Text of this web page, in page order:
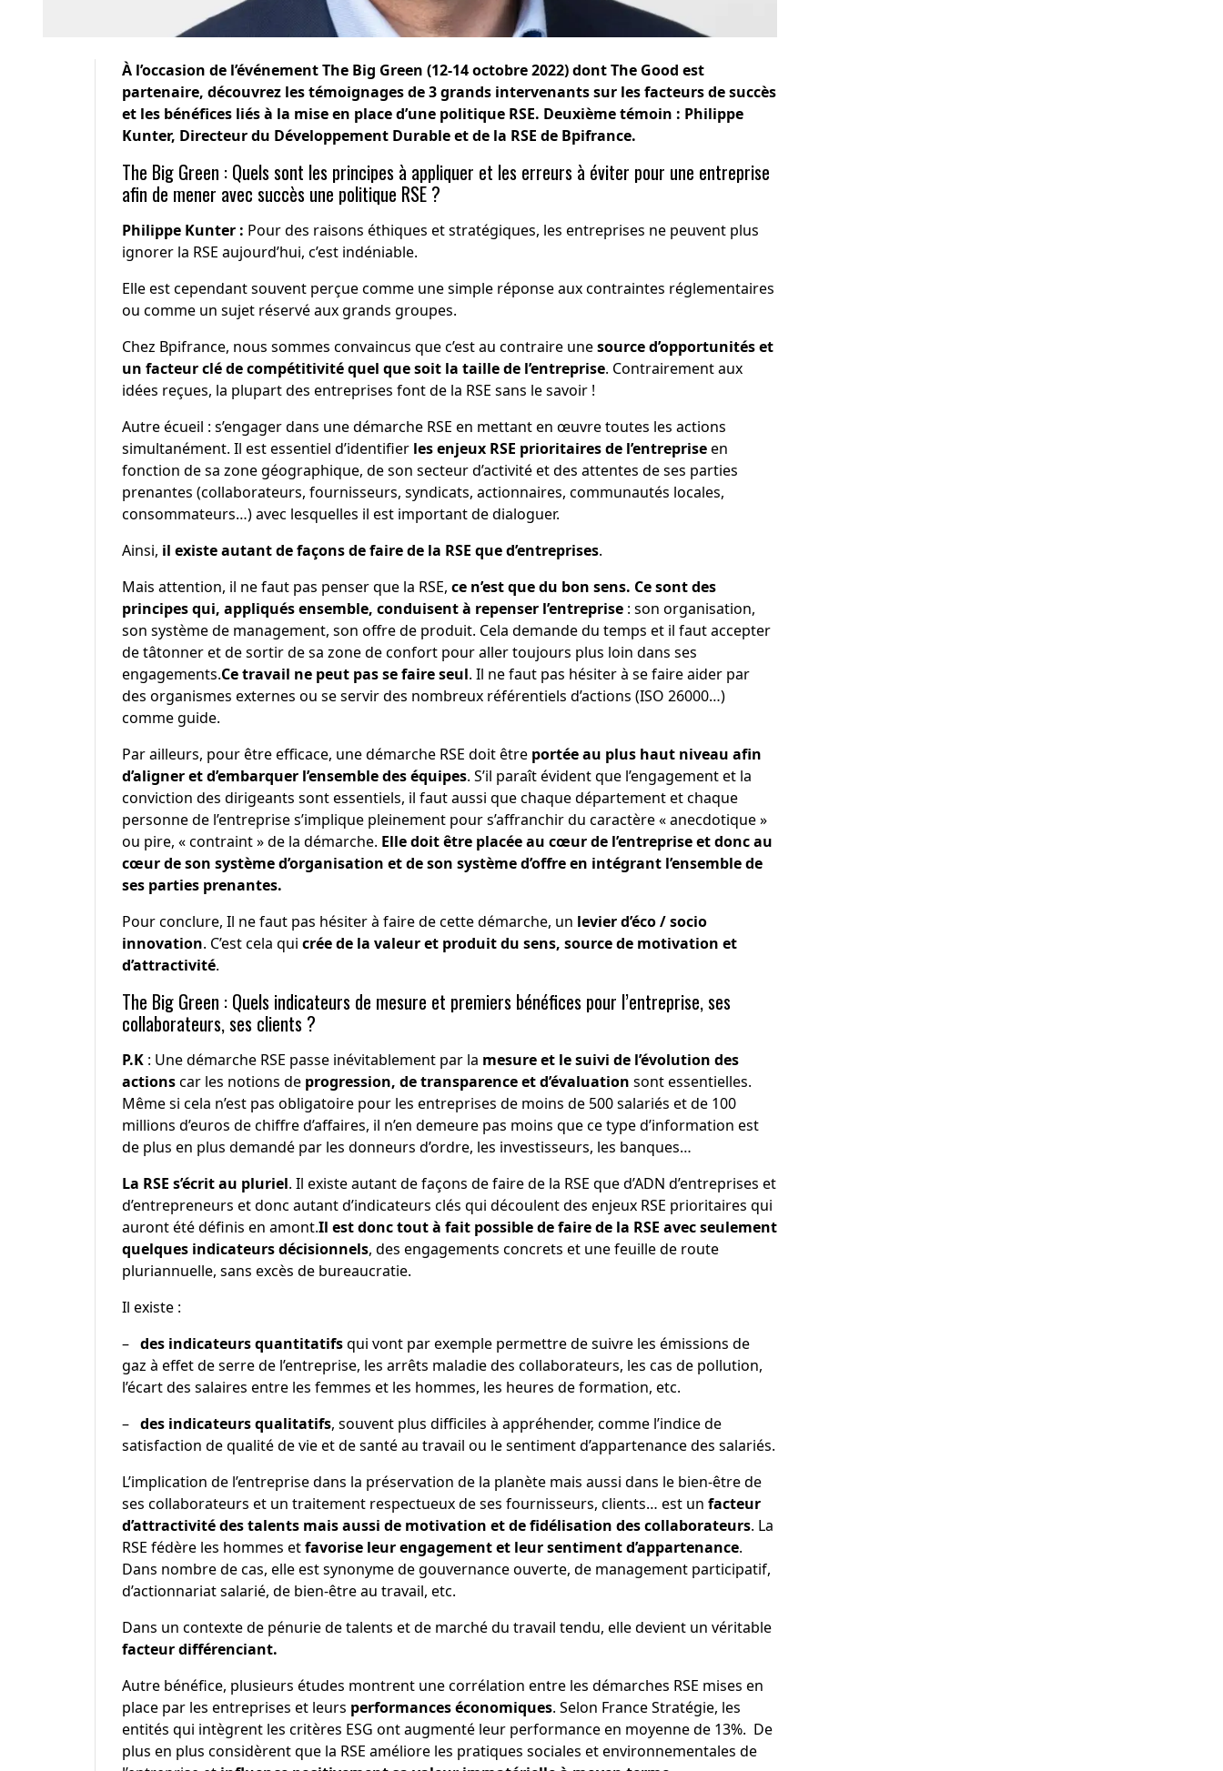
À l’occasion de l’événementThe Big Green (12-14 octobre 2022)dont The Good est
partenaire, découvrez les témoignages de 3 grands intervenants sur les facteurs de succès
et les bénéfices liés à la mise en place d’une politique RSE. Deuxième témoin : Philippe
Kunter, Directeur du Développement Durable et de la RSE de Bpifrance.
The Big Green : Quels sont les principes à appliquer et les erreurs à éviter pour une entreprise
afin de mener avec succès une politique RSE ?
Philippe Kunter : Pour des raisons éthiques et stratégiques, les entreprises ne peuvent plus
ignorer la RSE aujourd’hui, c’est indéniable.
Elle est cependant souvent perçue comme une simple réponse aux contraintes réglementaires
ou comme un sujet réservé aux grands groupes.
Chez Bpifrance, nous sommes convaincus que c’est au contraire unesource d’opportunités et
un facteur clé de compétitivité quel que soit la taille de l’entreprise. Contrairement aux
idées reçues, la plupart des entreprises font de la RSE sans le savoir !
Autre écueil : s’engager dans une démarche RSE en mettant en œuvre toutes les actions
simultanément. Il est essentiel d’identifier les enjeux RSE prioritaires de l’entrepriseen
fonction de sa zone géographique, de son secteur d’activité et des attentes de ses parties
prenantes (collaborateurs, fournisseurs, syndicats, actionnaires, communautés locales,
consommateurs…) avec lesquelles il est important de dialoguer.
Ainsi, il existe autant de façons de faire de la RSE que d’entreprises.
Mais attention, il ne faut pas penser que la RSE, ce n’est que du bon sens. Ce sont des
principes qui, appliqués ensemble, conduisent à repenser l’entreprise: son organisation,
son système de management, son offre de produit. Cela demande du temps et il faut accepter
de tâtonner et de sortir de sa zone de confort pour aller toujours plus loin dans ses
engagements.Ce travail ne peut pas se faire seul. Il ne faut pas hésiter à se faire aider par
des organismes externes ou se servir des nombreux référentiels d’actions (ISO 26000…)
comme guide.
Par ailleurs, pour être efficace, une démarche RSE doit être portée au plus haut niveau afin
d’aligner et d’embarquer l’ensemble des équipes. S’il paraît évident que l’engagement et la
conviction des dirigeants sont essentiels, il faut aussi que chaque département et chaque
personne de l’entreprise s’implique pleinement pour s’affranchir du caractère « anecdotique »
ou pire, « contraint » de la démarche. Elle doit être placée au cœur de l’entreprise et donc au
cœur de son système d’organisation et de son système d’offre en intégrant l’ensemble de
ses parties prenantes.
Pour conclure, Il ne faut pas hésiter à faire de cette démarche, un levier d’éco / socio
innovation. C’est cela qui crée de la valeur et produit du sens, source de motivation et
d’attractivité.
The Big Green : Quels indicateurs de mesure et premiers bénéfices pour l’entreprise, ses
collaborateurs, ses clients ?
P.K : Une démarche RSE passe inévitablement par la mesure et le suivi de l’évolution des
actionscar les notions de progression, de transparence et d’évaluation sont essentielles.
Même si cela n’est pas obligatoire pour les entreprises de moins de 500 salariés et de 100
millions d’euros de chiffre d’affaires, il n’en demeure pas moins que ce type d’information est
de plus en plus demandé par les donneurs d’ordre, les investisseurs, les banques…
La RSE s’écrit au pluriel. Il existe autant de façons de faire de la RSE que d’ADN d’entreprises et
d’entrepreneurs et donc autant d’indicateurs clés qui découlent des enjeux RSE prioritaires qui
auront été définis en amont.Il est donc tout à fait possible de faire de la RSE avec seulement
quelques indicateurs décisionnels, des engagements concrets et une feuille de route
pluriannuelle, sans excès de bureaucratie.
Il existe :
– des indicateurs quantitatifsqui vont par exemple permettre de suivre les émissions de
gaz à effet de serre de l’entreprise, les arrêts maladie des collaborateurs, les cas de pollution,
l’écart des salaires entre les femmes et les hommes, les heures de formation, etc.
– des indicateurs qualitatifs, souvent plus difficiles à appréhender, comme l’indice de
satisfaction de qualité de vie et de santé au travail ou le sentiment d’appartenance des salariés.
L’implication de l’entreprise dans la préservation de la planète mais aussi dans le bien-être de
ses collaborateurs et un traitement respectueux de ses fournisseurs, clients… est un facteur
d’attractivité des talents mais aussi de motivation et de fidélisation des collaborateurs. La
RSE fédère les hommes etfavorise leur engagement et leur sentiment d’appartenance.
Dans nombre de cas, elle est synonyme de gouvernance ouverte, de management participatif,
d’actionnariat salarié, de bien-être au travail, etc.
Dans un contexte de pénurie de talents et de marché du travail tendu, elle devient un véritable
facteur différenciant.
Autre bénéfice, plusieurs études montrent une corrélation entre les démarches RSE mises en
place par les entreprises et leurs performances économiques. Selon France Stratégie, les
entités qui intègrent les critères ESG ont augmenté leur performance en moyenne de 13%. De
plus en plus considèrent que la RSE améliore les pratiques sociales et environnementales de